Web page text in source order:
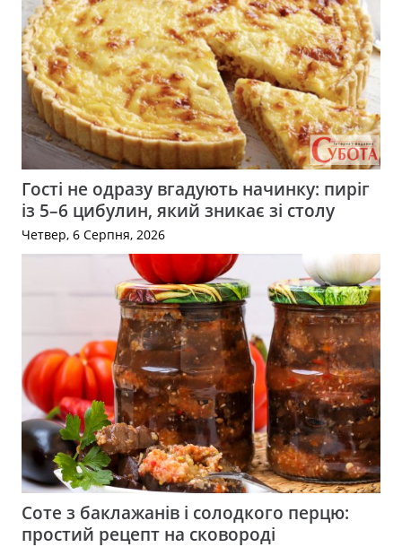
Гості не одразу вгадують начинку: пиріг
із 5–6 цибулин, який зникає зі столу
Четвер, 6 Серпня, 2026
Соте з баклажанів і солодкого перцю:
простий рецепт на сковороді